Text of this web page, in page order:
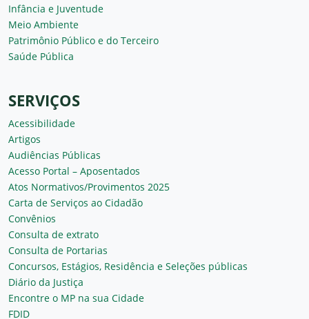
Infância e Juventude
Meio Ambiente
Patrimônio Público e do Terceiro
Saúde Pública
SERVIÇOS
Acessibilidade
Artigos
Audiências Públicas
Acesso Portal – Aposentados
Atos Normativos/Provimentos 2025
Carta de Serviços ao Cidadão
Convênios
Consulta de extrato
Consulta de Portarias
Concursos, Estágios, Residência e Seleções públicas
Diário da Justiça
Encontre o MP na sua Cidade
FDID